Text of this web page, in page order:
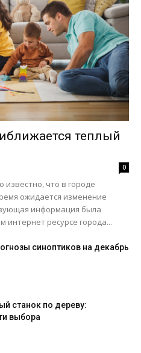
теплый
0
известно, что в городе
ожидается изменение
информация была
интернет ресурсе города...
синоптиков на декабрь
станок по дереву:
выбора